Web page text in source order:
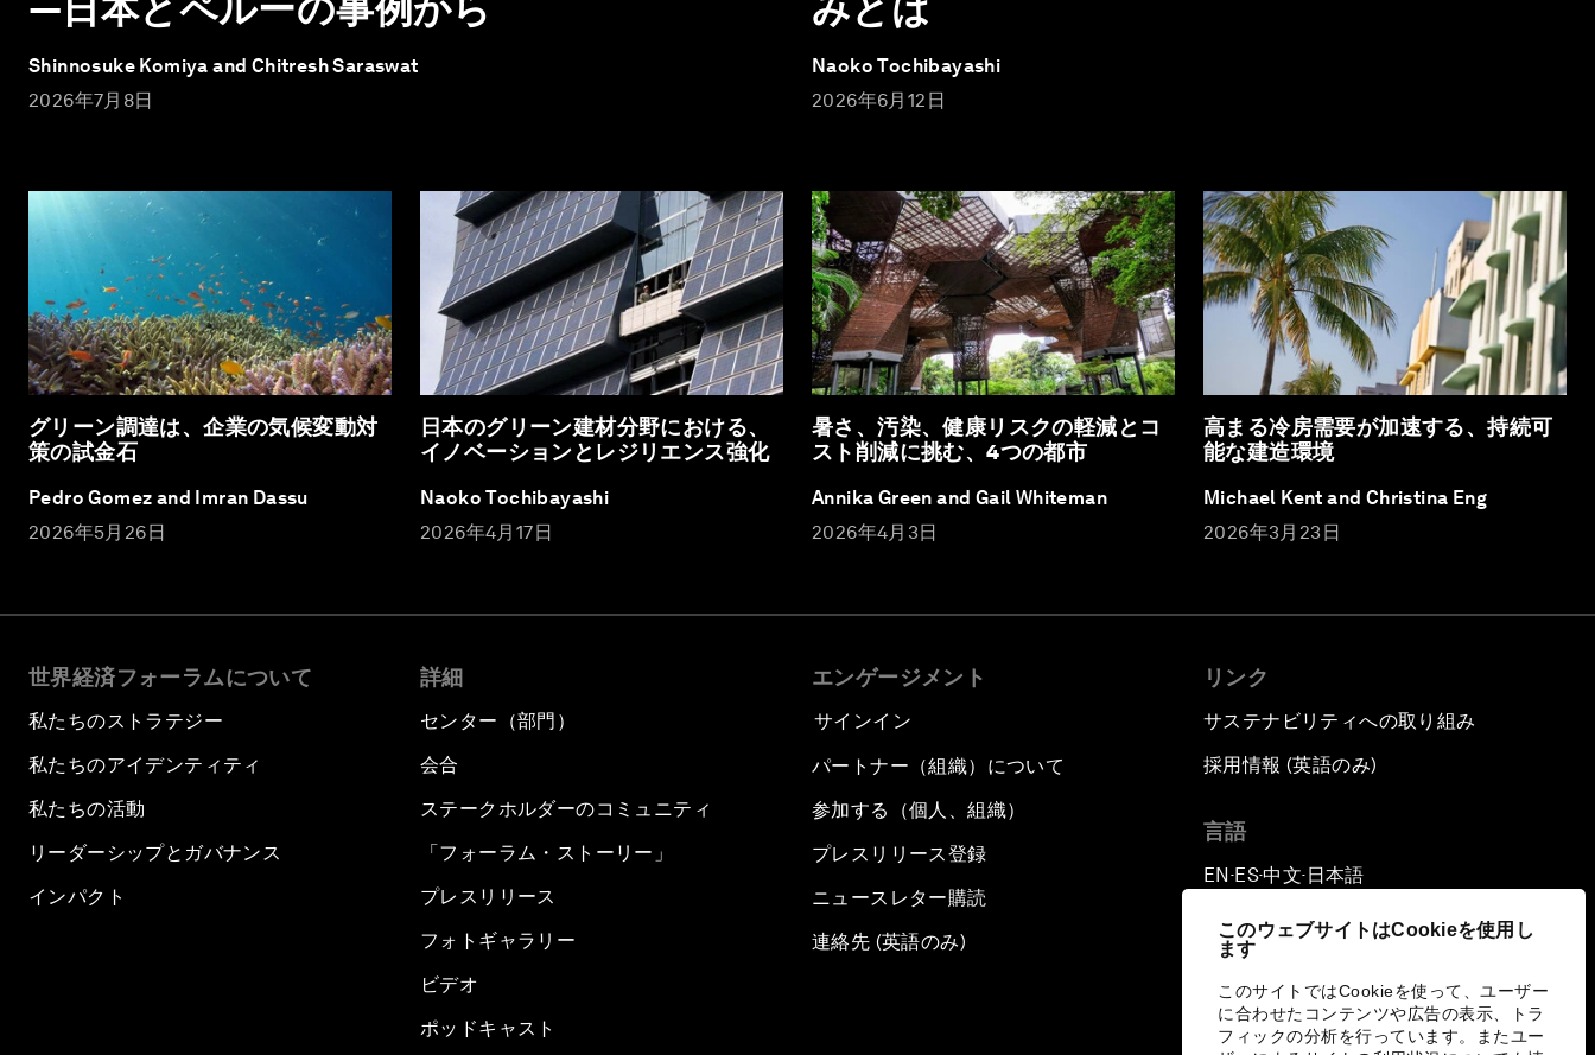
このウェブサイトはCookieを使用し
ます
このサイトではCookieを使って、ユーザー
に合わせたコンテンツや広告の表示、トラ
フィックの分析を行っています。またユー
Shinnosuke Komiya and Chitresh Saraswat
2026年7月8日
Naoko Tochibayashi
2026年6月12日
グリーン調達は、企業の気候変動対
策の試金石
Pedro Gomez and Imran Dassu
2026年5月26日
日本のグリーン建材分野における、
イノベーションとレジリエンス強化
Naoko Tochibayashi
2026年4月17日
暑さ、汚染、健康リスクの軽減とコ
スト削減に挑む、4つの都市
Annika Green and Gail Whiteman
2026年4月3日
高まる冷房需要が加速する、持続可
能な建造環境
Michael Kent and Christina Eng
2026年3月23日
世界経済フォーラムについて
私たちのストラテジー
私たちのアイデンティティ
私たちの活動
リーダーシップとガバナンス
インパクト
詳細
センター（部門）
会合
ステークホルダーのコミュニティ
「フォーラム・ストーリー」
プレスリリース
フォトギャラリー
ビデオ
ポッドキャスト
エンゲージメント
サインイン
パートナー（組織）について
参加する（個人、組織）
プレスリリース登録
ニュースレター購読
連絡先 (英語のみ)
リンク
サステナビリティへの取り組み
採用情報 (英語のみ)
言語
EN ▪ES▪中文▪ 日本語